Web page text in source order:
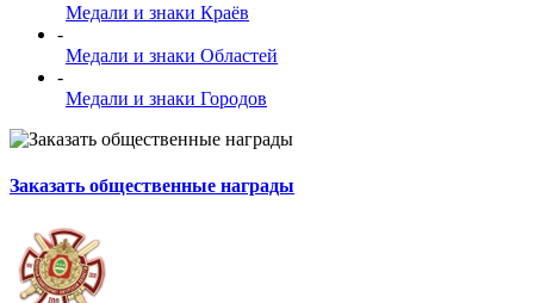
Медали и знаки Краёв
-
Медали и знаки Областей
-
Медали и знаки Городов
Заказать общественные награды